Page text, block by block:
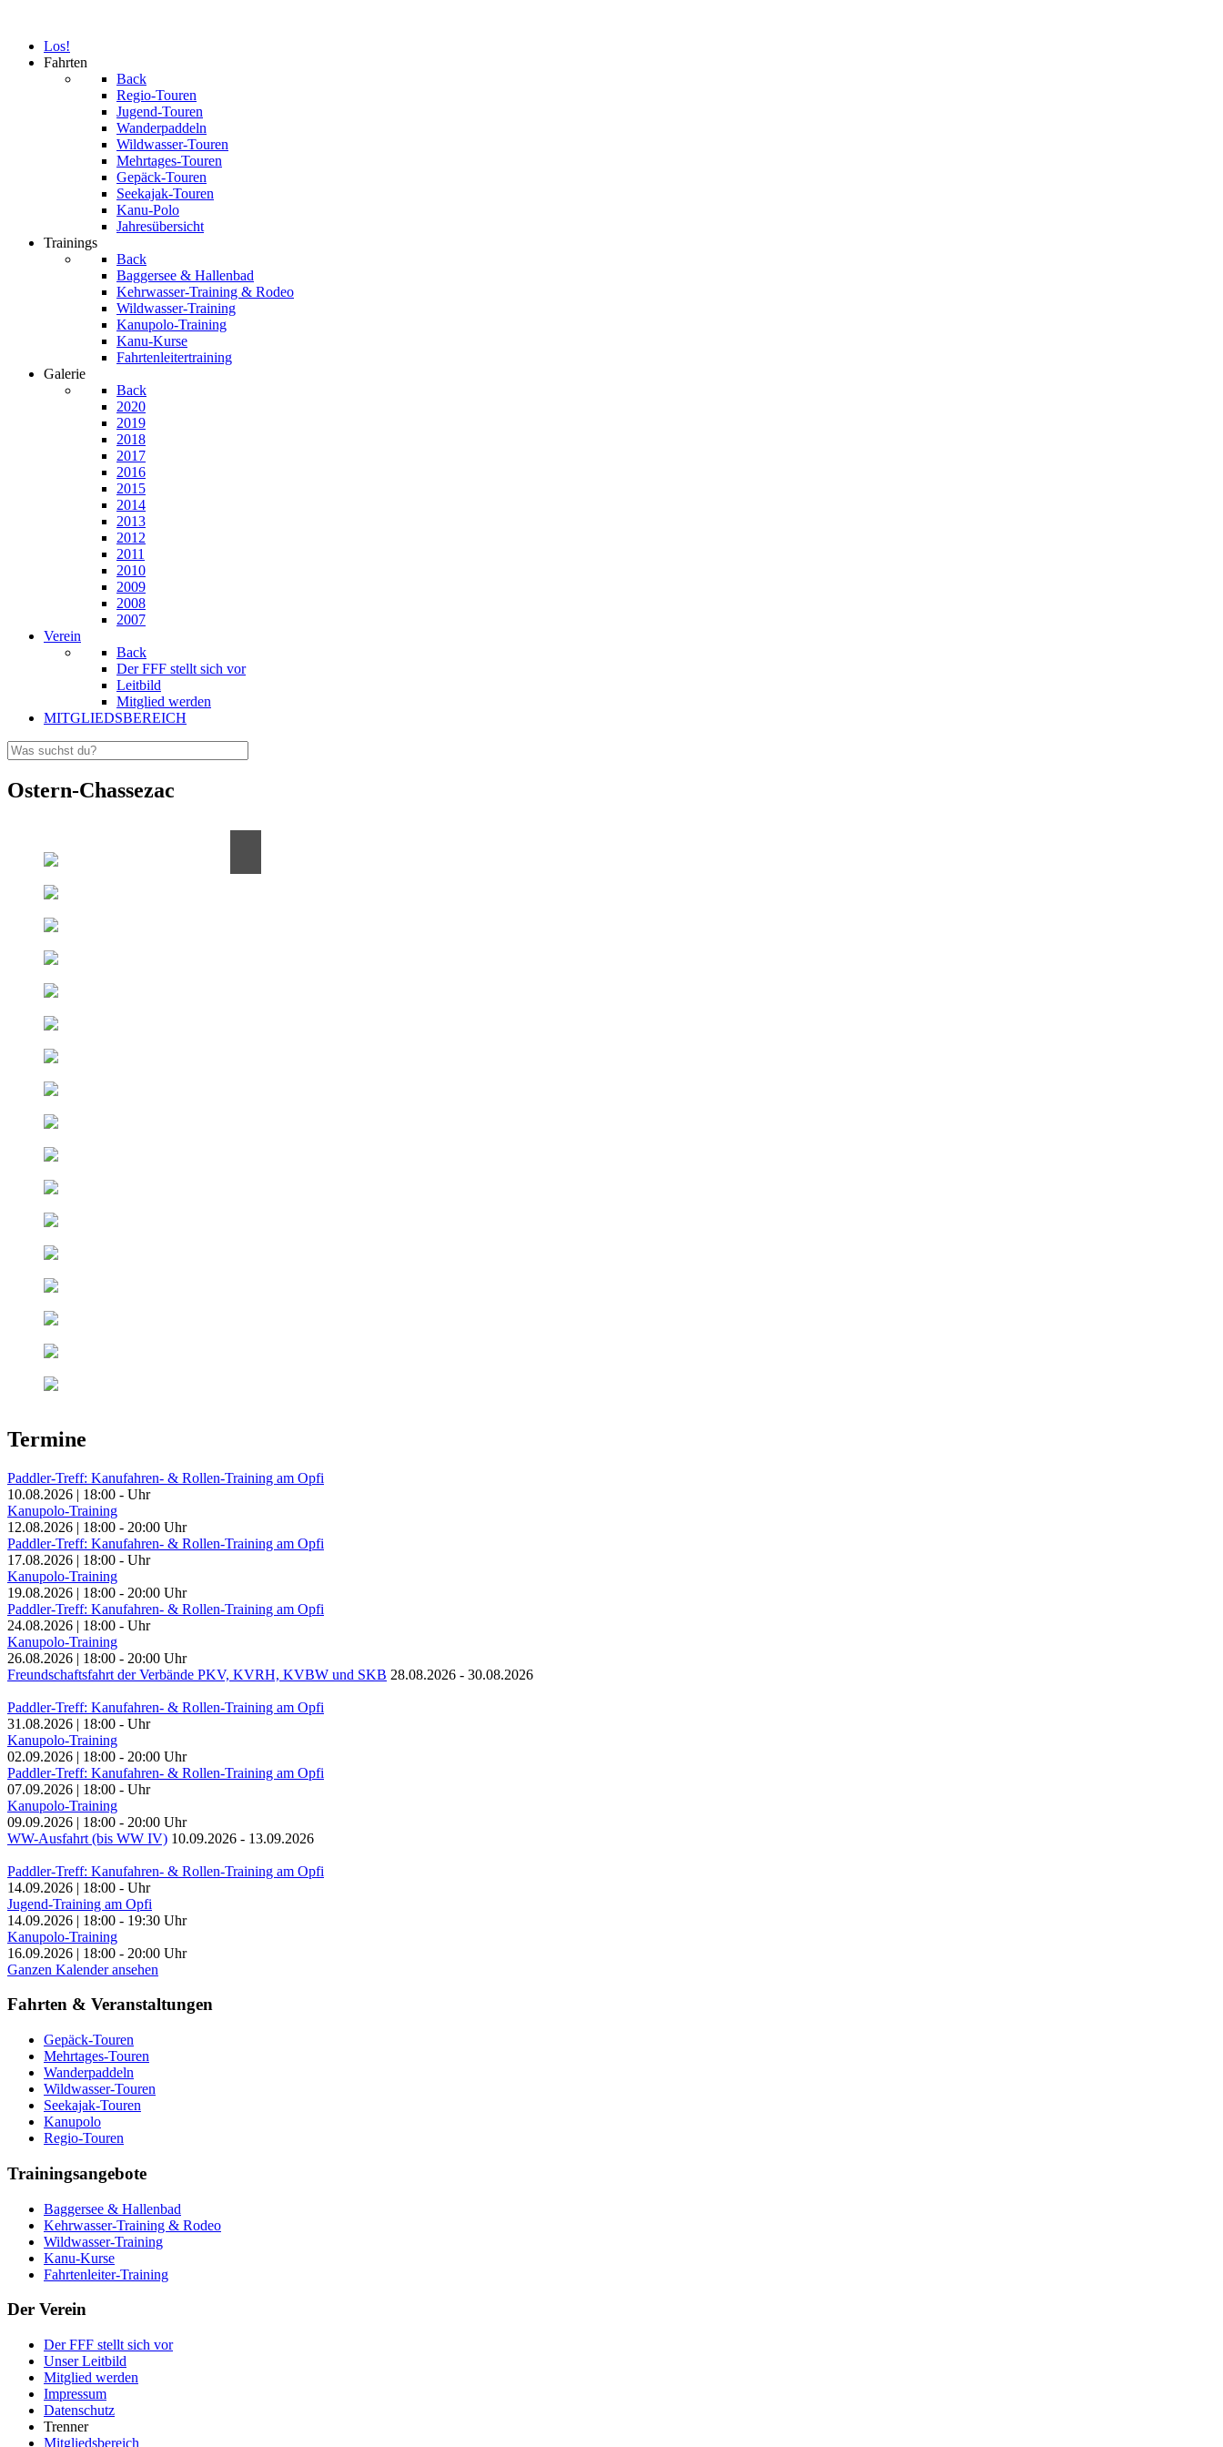
Los!
Fahrten
Back
Regio-Touren
Jugend-Touren
Wanderpaddeln
Wildwasser-Touren
Mehrtages-Touren
Gepäck-Touren
Seekajak-Touren
Kanu-Polo
Jahresübersicht
Trainings
Back
Baggersee & Hallenbad
Kehrwasser-Training & Rodeo
Wildwasser-Training
Kanupolo-Training
Kanu-Kurse
Fahrtenleitertraining
Galerie
Back
2020
2019
2018
2017
2016
2015
2014
2013
2012
2011
2010
2009
2008
2007
Verein
Back
Der FFF stellt sich vor
Leitbild
Mitglied werden
MITGLIEDSBEREICH
Ostern-Chassezac
Termine
Paddler-Treff: Kanufahren- & Rollen-Training am Opfi
10.08.2026 | 18:00 - Uhr
Kanupolo-Training
12.08.2026 | 18:00 - 20:00 Uhr
Paddler-Treff: Kanufahren- & Rollen-Training am Opfi
17.08.2026 | 18:00 - Uhr
Kanupolo-Training
19.08.2026 | 18:00 - 20:00 Uhr
Paddler-Treff: Kanufahren- & Rollen-Training am Opfi
24.08.2026 | 18:00 - Uhr
Kanupolo-Training
26.08.2026 | 18:00 - 20:00 Uhr
Freundschaftsfahrt der Verbände PKV, KVRH, KVBW und SKB 28.08.2026 - 30.08.2026
Paddler-Treff: Kanufahren- & Rollen-Training am Opfi
31.08.2026 | 18:00 - Uhr
Kanupolo-Training
02.09.2026 | 18:00 - 20:00 Uhr
Paddler-Treff: Kanufahren- & Rollen-Training am Opfi
07.09.2026 | 18:00 - Uhr
Kanupolo-Training
09.09.2026 | 18:00 - 20:00 Uhr
WW-Ausfahrt (bis WW IV) 10.09.2026 - 13.09.2026
Paddler-Treff: Kanufahren- & Rollen-Training am Opfi
14.09.2026 | 18:00 - Uhr
Jugend-Training am Opfi
14.09.2026 | 18:00 - 19:30 Uhr
Kanupolo-Training
16.09.2026 | 18:00 - 20:00 Uhr
Ganzen Kalender ansehen
Fahrten & Veranstaltungen
Gepäck-Touren
Mehrtages-Touren
Wanderpaddeln
Wildwasser-Touren
Seekajak-Touren
Kanupolo
Regio-Touren
Trainingsangebote
Baggersee & Hallenbad
Kehrwasser-Training & Rodeo
Wildwasser-Training
Kanu-Kurse
Fahrtenleiter-Training
Der Verein
Der FFF stellt sich vor
Unser Leitbild
Mitglied werden
Impressum
Datenschutz
Trenner
Mitgliedsbereich